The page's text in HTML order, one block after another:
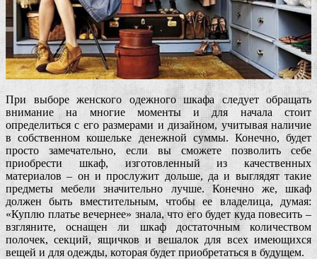
При выборе женского одежного шкафа следует обращать
внимание на многие моменты и для начала стоит
определиться с его размерами и дизайном, учитывая наличие
в собственном кошельке денежной суммы. Конечно, будет
просто замечательно, если вы сможете позволить себе
приобрести шкаф, изготовленный из качественных
материалов – он и прослужит дольше, да и выглядят такие
предметы мебели значительно лучше. Конечно же, шкаф
должен быть вместительным, чтобы ее владелица, думая:
«Куплю платье вечернее» знала, что его будет куда повесить –
взгляните, оснащен ли шкаф достаточным количеством
полочек, секций, ящичков и вешалок для всех имеющихся
вещей и для одежды, которая будет приобретаться в будущем.